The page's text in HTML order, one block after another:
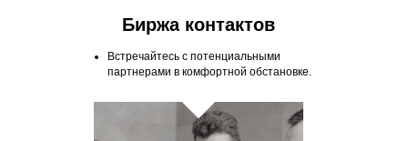
Встречайтесь с потенциальными
партнерами в комфортной обстановке.
Биржа контактов